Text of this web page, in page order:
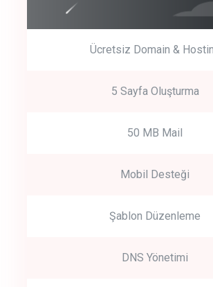
Ücretsiz Domain &
5 Sayfa Oluşturma
50 MB Mail
Mobil Desteği
Şablon Düzenleme
DNS Yönetimi